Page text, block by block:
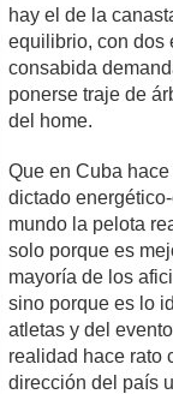
hay el de la
equilibrio, con dos
consabida
ponerse traje de
del home.
Que en Cuba
dictado
mundo la pelota
solo porque es
mayoría de los
sino porque es lo
atletas y del
realidad hace rato
dirección del país